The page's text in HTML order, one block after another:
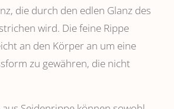
die durch den edlen Glanz des
wird. Die feine Rippe
an den Körper an um eine
zu gewähren, die nicht